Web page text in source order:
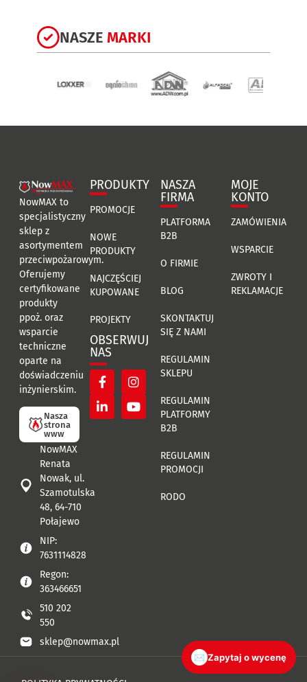
NASZE MARKI
NowMAX to
specjalistyczny
sklep z
asortymentem
przeciwpożarowym.
Oferujemy
certyfikowane
produkty
ppoż. oraz
wsparcie
techniczne
oparte na
doświadczeniu
inżynierskim.
Nasza
strona
www
NowMAX
Renata
Nowak, ul.
Szamotulska
48, 64-710
Połajewo
NIP:
7631114828
Regon:
363466651
510 202
550
sklep@nowmax.pl
PRODUKTY
PROMOCJE
NOWE
PRODUKTY
NAJCZĘŚCIEJ
KUPOWANE
PROJEKTY
OBSERWUJ
NAS
NASZA
FIRMA
PLATFORMA
B2B
O FIRMIE
BLOG
SKONTAKTUJ
SIĘ Z NAMI
REGULAMIN
SKLEPU
REGULAMIN
PLATFORMY
B2B
REGULAMIN
PROMOCJI
RODO
MOJE
KONTO
ZAMÓWIENIA
WSPARCIE
ZWROTY I
REKLAMACJE
✉ Zapytaj o wycenę